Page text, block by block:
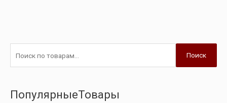
Поиск
ПопулярныеТовары